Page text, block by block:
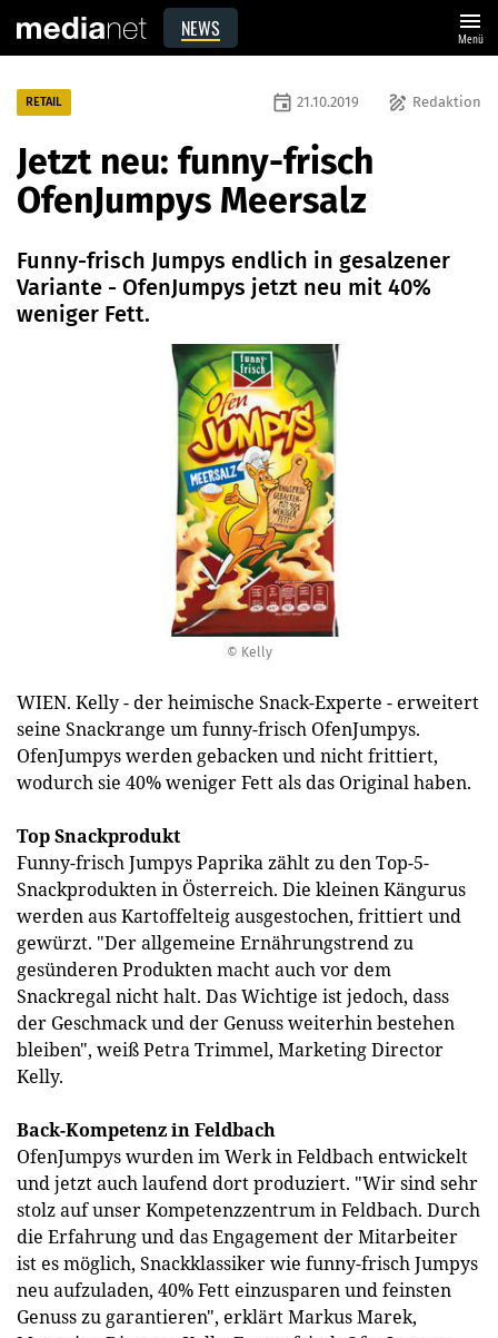
NEWS menu
Menü
© Kelly
RETAIL draw Redaktion
event 21.10.2019
Jetzt neu: funny-frisch
OfenJumpys Meersalz
Funny-frisch Jumpys endlich in gesalzener
Variante - OfenJumpys jetzt neu mit 40%
weniger Fett.
WIEN. Kelly - der heimische Snack-Experte - erweitert
seine Snackrange um funny-frisch OfenJumpys.
OfenJumpys werden gebacken und nicht frittiert,
wodurch sie 40% weniger Fett als das Original haben.
Top Snackprodukt
Funny-frisch Jumpys Paprika zählt zu den Top-5-
Snackprodukten in Österreich. Die kleinen Kängurus
werden aus Kartoffelteig ausgestochen, frittiert und
gewürzt. "Der allgemeine Ernährungstrend zu
gesünderen Produkten macht auch vor dem
Snackregal nicht halt. Das Wichtige ist jedoch, dass
der Geschmack und der Genuss weiterhin bestehen
bleiben", weiß Petra Trimmel, Marketing Director
Kelly.
Back-Kompetenz in Feldbach
OfenJumpys wurden im Werk in Feldbach entwickelt
und jetzt auch laufend dort produziert. "Wir sind sehr
stolz auf unser Kompetenzzentrum in Feldbach. Durch
die Erfahrung und das Engagement der Mitarbeiter
ist es möglich, Snackklassiker wie funny-frisch Jumpys
neu aufzuladen, 40% Fett einzusparen und feinsten
Genuss zu garantieren", erklärt Markus Marek,